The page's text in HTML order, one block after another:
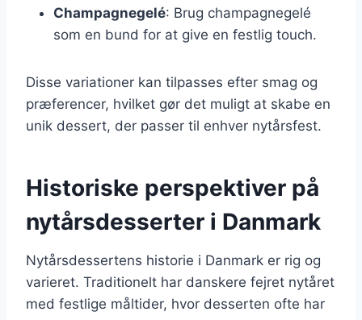
Champagnegelé: Brug champagnegelé
som en bund for at give en festlig touch.
Disse variationer kan tilpasses efter smag og
præferencer, hvilket gør det muligt at skabe en
unik dessert, der passer til enhver nytårsfest.
Historiske perspektiver på
nytårsdesserter i Danmark
Nytårsdessertens historie i Danmark er rig og
varieret. Traditionelt har danskere fejret nytåret
med festlige måltider, hvor desserten ofte har